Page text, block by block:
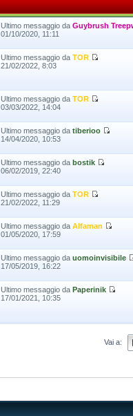
Ultimo messaggio da Guybrush
01/10/2020, 11:11
Ultimo messaggio da TOR
21/02/2022, 8:03
Ultimo messaggio da TOR
03/03/2022, 14:04
Ultimo messaggio da tiberioo
14/04/2020, 10:53
Ultimo messaggio da bostik
06/02/2019, 22:40
Ultimo messaggio da TOR
21/02/2022, 11:29
Ultimo messaggio da Alfaman
01/05/2020, 17:59
Ultimo messaggio da uomoinvisibile
17/05/2019, 16:22
Ultimo messaggio da Paperinik
17/01/2021, 10:35
Vai a: